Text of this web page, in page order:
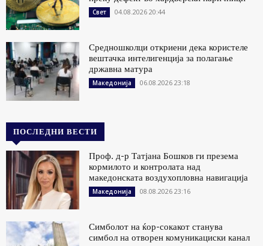
Свет 04.08.2026 20:44
Средношколци откриени дека користеле
вештачка интелигенција за полагање
државна матура
Македонија 06.08.2026 23:18
ПОСЛЕДНИ ВЕСТИ
Проф. д-р Татјана Бошков ги презема
кормилото и контролата над
македонската воздухопловна навигација
Македонија 08.08.2026 23:16
Симболот на ќор-сокакот станува
симбол на отворен комуникациски канал